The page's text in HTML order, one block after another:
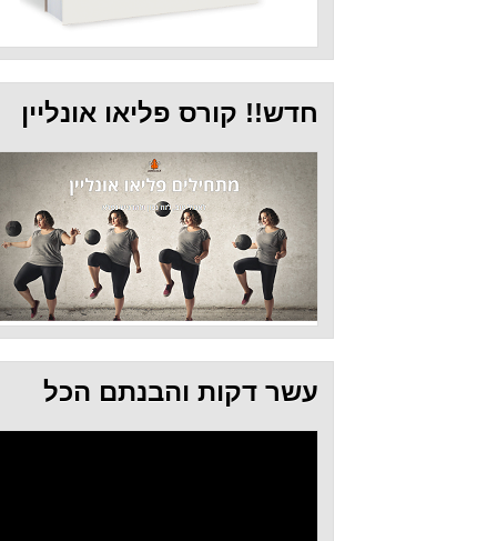
חדש!! קורס פליאו אונליין
עשר דקות והבנתם הכל